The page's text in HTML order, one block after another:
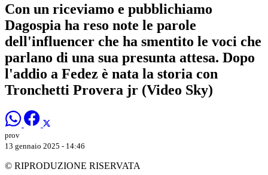
Con un riceviamo e pubblichiamo
Dagospia ha reso note le parole
dell'influencer che ha smentito le voci che
parlano di una sua presunta attesa. Dopo
l'addio a Fedez è nata la storia con
Tronchetti Provera jr (Video Sky)
prov
13 gennaio 2025 - 14:46
© RIPRODUZIONE RISERVATA